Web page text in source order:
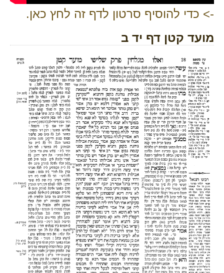
-> כדי להוסיף סרטון לדף זה לחץ כאן.
מועד קטן דף יד ב